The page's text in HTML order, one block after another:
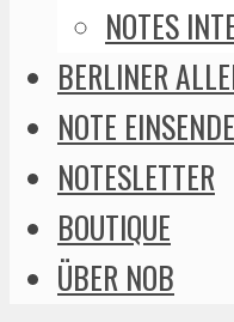
NOTES
BERLINER
NOTE
NOTESLETTER
BOUTIQUE
ÜBER NOB